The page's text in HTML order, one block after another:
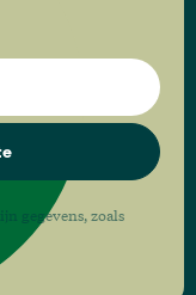
gegevens, zoals